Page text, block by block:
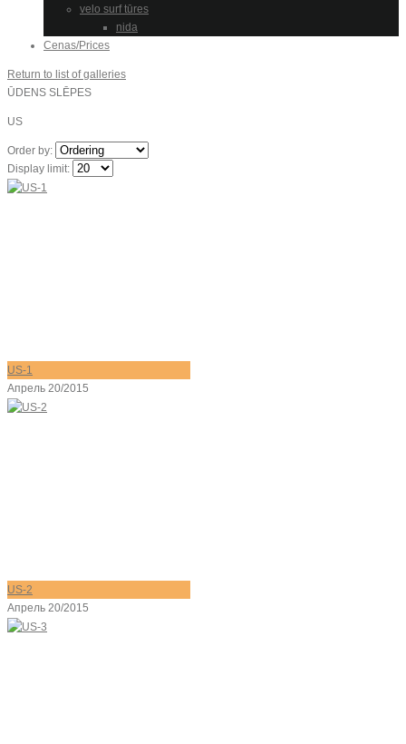
velo surf tūres
nida
Cenas/Prices
Return to list of galleries
ŪDENS SLĒPES
US
Order by:
Display limit:
US-1
Апрель 20/2015
US-2
Апрель 20/2015